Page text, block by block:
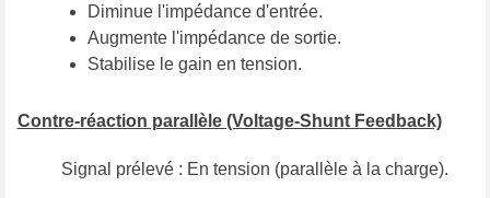
Diminue l'impédance d'entrée.
Augmente l'impédance de sortie.
Stabilise le gain en tension.
Contre-réaction parallèle (Voltage-Shunt Feedback)
Signal prélevé : En tension (parallèle à la charge).